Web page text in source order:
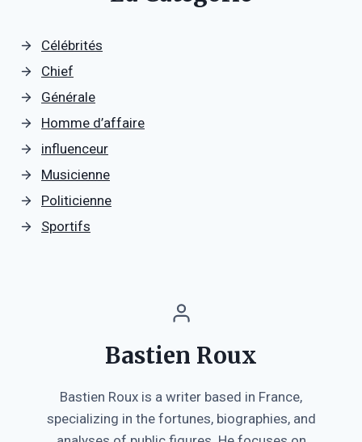
Célébrités
Chief
Générale
Homme d’affaire
influenceur
Musicienne
Politicienne
Sportifs
Bastien Roux
Bastien Roux is a writer based in France,
specializing in the fortunes, biographies, and